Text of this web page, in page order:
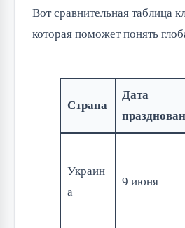
Вот сравнительная таблица
которая поможет понять
Страна
Дата
Украин
а
9 июня